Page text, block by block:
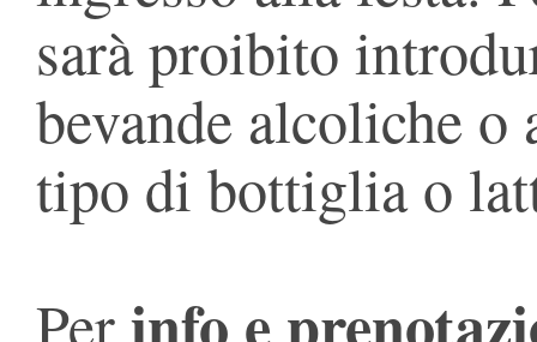
sarà proibito
bevande alcoliche o
tipo di bottiglia o
Per